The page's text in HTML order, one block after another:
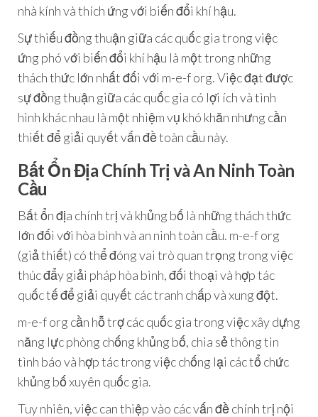
nhà kính và thích ứng với biến đổi khí hậu.
Sự thiếu đồng thuận giữa các quốc gia trong việc
ứng phó với biến đổi khí hậu là một trong những
thách thức lớn nhất đối với m-e-f org. Việc đạt được
sự đồng thuận giữa các quốc gia có lợi ích và tình
hình khác nhau là một nhiệm vụ khó khăn nhưng cần
thiết để giải quyết vấn đề toàn cầu này.
Bất Ổn Địa Chính Trị và An Ninh Toàn
Cầu
Bất ổn địa chính trị và khủng bố là những thách thức
lớn đối với hòa bình và an ninh toàn cầu. m-e-f org
(giả thiết) có thể đóng vai trò quan trọng trong việc
thúc đẩy giải pháp hòa bình, đối thoại và hợp tác
quốc tế để giải quyết các tranh chấp và xung đột.
m-e-f org cần hỗ trợ các quốc gia trong việc xây dựng
năng lực phòng chống khủng bố, chia sẻ thông tin
tình báo và hợp tác trong việc chống lại các tổ chức
khủng bố xuyên quốc gia.
Tuy nhiên, việc can thiệp vào các vấn đề chính trị nội